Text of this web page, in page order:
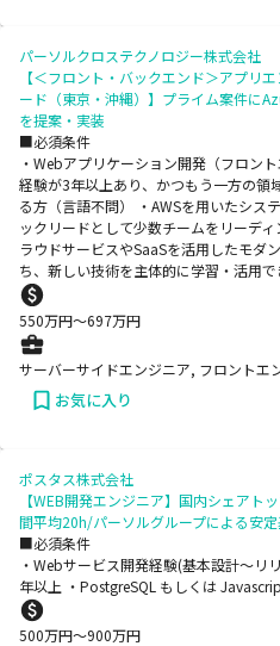
パーソルクロステクノロジー株式会社
【＜フロント・バックエンド＞アプリ
ード（東京・沖縄）】プライム案件に
を提案・実装
■必須条件
・Webアプリケーション開発（フロン
経験が3年以上あり、かつもう一方の領
る方（言語不問） ・AWSを用いたシス
ックリードとして少数チームをリーデ
ラウドサービスやSaaSを活用したモダ
ち、新しい技術を主体的に学習・活用
550万円〜697万円
サーバーサイドエンジニア, フロントエ
お気に入り
ポスタス株式会社
【WEB開発エンジニア】国内シェアト
間平均20h/パーソルグループによる安
■必須条件
・Webサービス開発経験(基本設計〜リ
年以上 ・PostgreSQL もしくは
500万円〜900万円